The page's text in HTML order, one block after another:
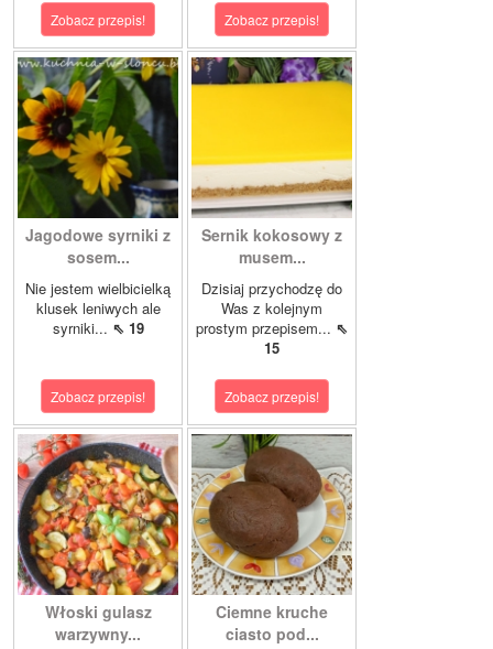
Zobacz przepis! Zobacz przepis!
Jagodowe syrniki z
sosem...
Nie jestem wielbicielką
klusek leniwych ale
syrniki... ⇖ 19
Zobacz przepis!
Sernik kokosowy z
musem...
Dzisiaj przychodzę do
Was z kolejnym
prostym przepisem... ⇖
15
Zobacz przepis!
Włoski gulasz
warzywny...
Ciemne kruche
ciasto pod...